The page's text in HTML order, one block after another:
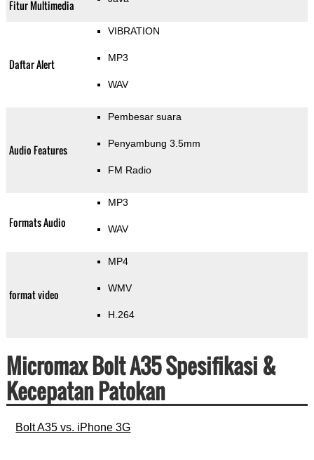
Fitur Multimedia
Daftar Alert
VIBRATION
MP3
WAV
Audio Features
Pembesar suara
Penyambung 3.5mm
FM Radio
Formats Audio
MP3
WAV
format video
MP4
WMV
H.264
Micromax Bolt A35 Spesifikasi &
Kecepatan Patokan
Bolt A35 vs. iPhone 3G